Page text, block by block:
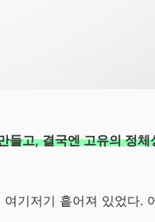
들고, 결국엔 고유의 정체
기저기 흩어져 있었다.